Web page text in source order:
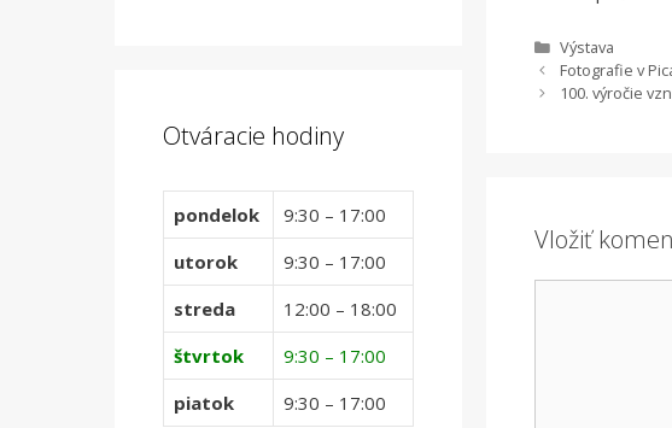
Kategórie
Výstava
Fotografie v
100. výročie
Vložiť
Otváracie hodiny
pondelok
9:30 – 17:00
utorok
9:30 – 17:00
streda
12:00 – 18:00
štvrtok
9:30 – 17:00
piatok
9:30 – 17:00